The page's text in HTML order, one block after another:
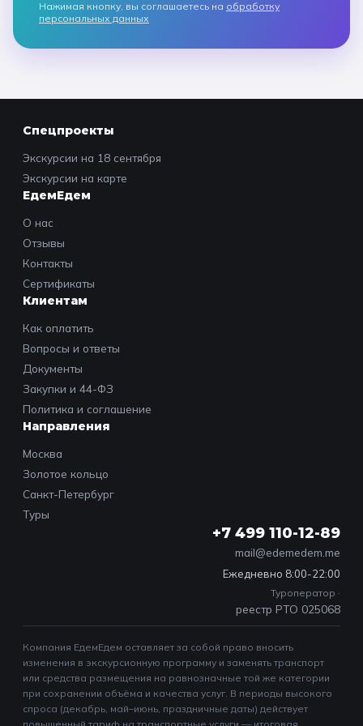
Нажимая кнопку, вы соглашаетесь на обработку
персональных данных
Спецпроекты
Экскурсии на 18 сентября
Экскурсии на карте
ЕдемЕдем
О нас
Отзывы
Контакты
Сертификаты
Клиентам
Как оплатить
Вопросы и ответы
Документы
Закупки и 44-ФЗ
Политика и соглашение
Направления
Москва
Золотое кольцо
Санкт-Петербург
Туры
+7 499 110-12-89
mail@edemedem.me
Ежедневно 8:00-22:00
Туроператор ·
реестр РТО 025068
Компания ЕдемЕдем оставляет за собой право вносить
изменения в экскурсионную программу и заменять транспорт
или средства размещения на равнозначные той же категории
при сохранении объёма и качества услуг. В периоды высокого
спроса (декабрь, май–июнь, праздничные даты) действует